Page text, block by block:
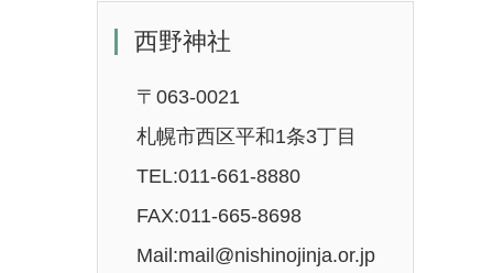
西野神社
〒063-0021
札幌市西区平和1条3丁目
TEL:011-661-8880
FAX:011-665-8698
Mail:mail@nishinojinja.or.jp